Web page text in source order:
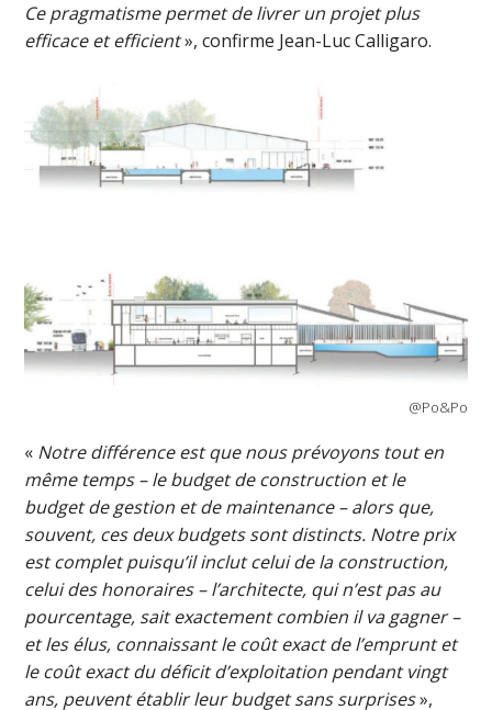
Ce pragmatisme permet de livrer un projet plus
efficace et efficient», confirme Jean-Luc Calligaro.
@Po&Po
« Notre différence est que nous prévoyons tout en
même temps – le budget de construction et le
budget de gestion et de maintenance – alors que,
souvent, ces deux budgets sont distincts. Notre prix
est complet puisqu’il inclut celui de la construction,
celui des honoraires – l’architecte, qui n’est pas au
pourcentage, sait exactement combien il va gagner –
et les élus, connaissant le coût exact de l’emprunt et
le coût exact du déficit d’exploitation pendant vingt
ans, peuvent établir leur budget sans surprises»,